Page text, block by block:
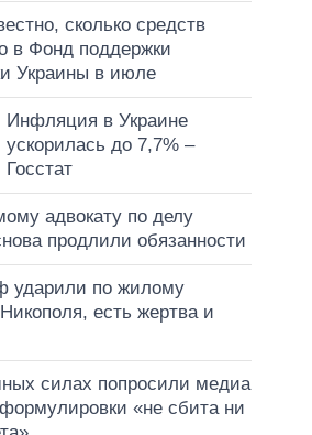
сколько средств
в Фонд поддержки
Украины в июле
Инфляция в Украине
ускорилась до 7,7% –
Госстат
адвокату по делу
продлили обязанности
ударили по жилому
есть жертва и
силах попросили медиа
«не сбита ни